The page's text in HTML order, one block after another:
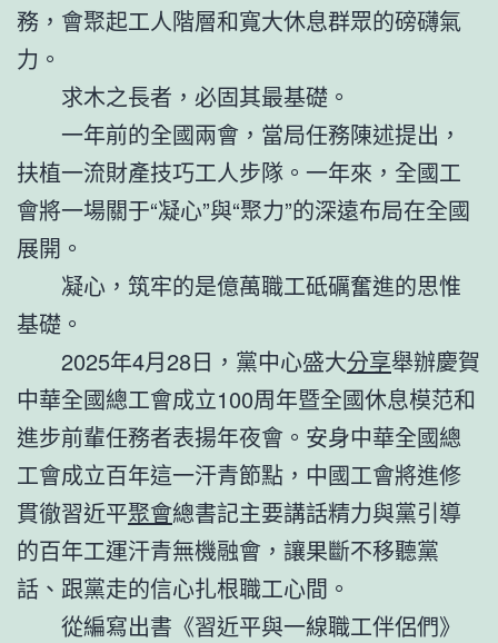
務，會聚起工人階層和寬大休息群眾的磅礴氣
力。
求木之長者，必固其最基礎。
一年前的全國兩會，當局任務陳述提出，
扶植一流財產技巧工人步隊。一年來，全國工
會將一場關于“凝心”與“聚力”的深遠布局在全國
展開。
凝心，筑牢的是億萬職工砥礪奮進的思惟
基礎。
2025年4月28日，黨中心盛大分享舉辦慶賀
中華全國總工會成立100周年暨全國休息模范和
進步前輩任務者表揚年夜會。安身中華全國總
工會成立百年這一汗青節點，中國工會將進修
貫徹習近平聚會總書記主要講話精力與黨引導
的百年工運汗青無機融會，讓果斷不移聽黨
話、跟黨走的信心扎根職工心間。
從編寫出書《習近平與一線職工伴侶們》